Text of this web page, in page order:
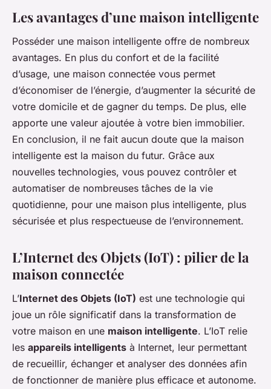
Les avantages d’une maison intelligente
Posséder une maison intelligente offre de nombreux
avantages. En plus du confort et de la facilité
d’usage, une maison connectée vous permet
d’économiser de l’énergie, d’augmenter la sécurité de
votre domicile et de gagner du temps. De plus, elle
apporte une valeur ajoutée à votre bien immobilier.
En conclusion, il ne fait aucun doute que la maison
intelligente est la maison du futur. Grâce aux
nouvelles technologies, vous pouvez contrôler et
automatiser de nombreuses tâches de la vie
quotidienne, pour une maison plus intelligente, plus
sécurisée et plus respectueuse de l’environnement.
L’Internet des Objets (IoT) : pilier de la
maison connectée
L’Internet des Objets (IoT) est une technologie qui
joue un rôle significatif dans la transformation de
votre maison en une maison intelligente. L’IoT relie
les appareils intelligents à Internet, leur permettant
de recueillir, échanger et analyser des données afin
de fonctionner de manière plus efficace et autonome.